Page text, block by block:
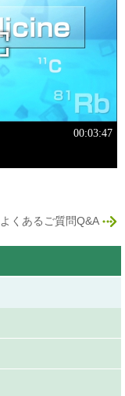
よくあるご質問Q&A